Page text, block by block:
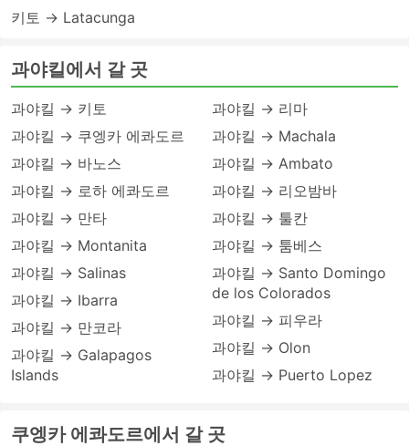
키토 → Latacunga
과야킬에서 갈 곳
과야킬 → 키토
과야킬 → 쿠엥카 에콰도르
과야킬 → 바노스
과야킬 → 로하 에콰도르
과야킬 → 만타
과야킬 → Montanita
과야킬 → Salinas
과야킬 → Ibarra
과야킬 → 만코라
과야킬 → Galapagos
Islands
과야킬 → 리마
과야킬 → Machala
과야킬 → Ambato
과야킬 → 리오밤바
과야킬 → 툴칸
과야킬 → 툼베스
과야킬 → Santo Domingo
de los Colorados
과야킬 → 피우라
과야킬 → Olon
과야킬 → Puerto Lopez
쿠엥카 에콰도르에서 갈 곳